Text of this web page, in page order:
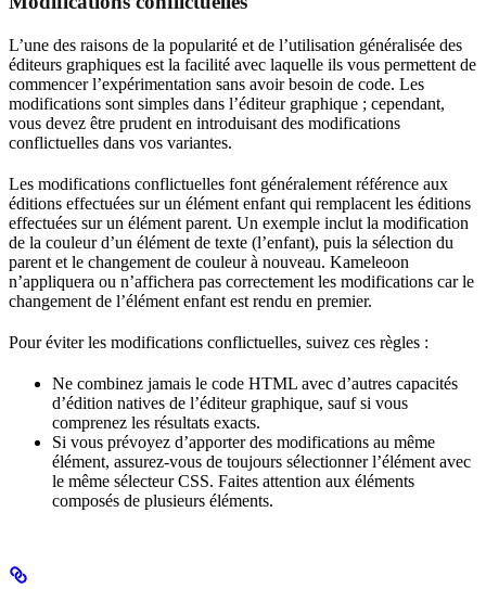
L’une des raisons de la popularité et de l’utilisation généralisée des
éditeurs graphiques est la facilité avec laquelle ils vous permettent de
commencer l’expérimentation sans avoir besoin de code. Les
modifications sont simples dans l’éditeur graphique ; cependant,
vous devez être prudent en introduisant des modifications
conflictuelles dans vos variantes.
Les modifications conflictuelles font généralement référence aux
éditions effectuées sur un élément enfant qui remplacent les éditions
effectuées sur un élément parent. Un exemple inclut la modification
de la couleur d’un élément de texte (l’enfant), puis la sélection du
parent et le changement de couleur à nouveau. Kameleoon
n’appliquera ou n’affichera pas correctement les modifications car le
changement de l’élément enfant est rendu en premier.
Pour éviter les modifications conflictuelles, suivez ces règles :
Ne combinez jamais le code HTML avec d’autres capacités
d’édition natives de l’éditeur graphique, sauf si vous
comprenez les résultats exacts.
Si vous prévoyez d’apporter des modifications au même
élément, assurez-vous de toujours sélectionner l’élément avec
le même sélecteur CSS. Faites attention aux éléments
composés de plusieurs éléments.